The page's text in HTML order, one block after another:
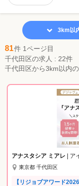
81件 1ページ目
千代田区の求人 : 22件
千代田区から3km以内
3km以
アナスタシア ミアレ | ア
東京都 千代田区
【リジョブアワード